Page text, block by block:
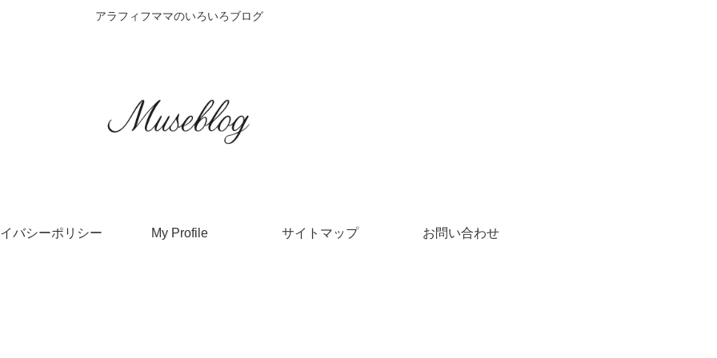
アラフィフママのいろいろブログ
バシーポリシー My Profile サイトマップ お問い合わせ